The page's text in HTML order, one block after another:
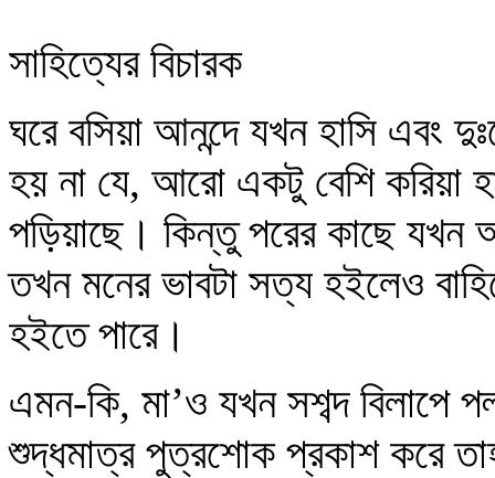
সাহিত্যের বিচারক
ঘরে বসিয়া আনন্দে যখন হাসি এবং
হয় না যে, আরো একটু বেশি করিয়া
পড়িয়াছে। কিন্তু পরের কাছে যখন
তখন মনের ভাবটা সত্য হইলেও
হইতে পারে।
এমন-কি, মা’ও যখন সশব্দ বিলাপে
শুদ্ধমাত্র পুত্রশোক প্রকাশ করে